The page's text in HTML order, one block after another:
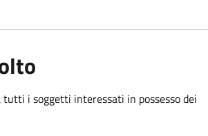
i soggetti interessati in possesso dei